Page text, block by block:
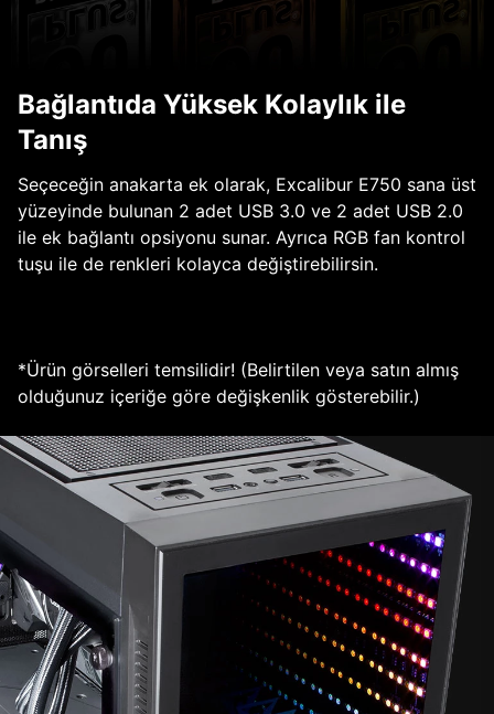
Bağlantıda Yüksek Kolaylık ile
Tanış
Seçeceğin anakarta ek olarak, Excalibur E750 sana üst
yüzeyinde bulunan 2 adet USB 3.0 ve 2 adet USB 2.0
ile ek bağlantı opsiyonu sunar. Ayrıca RGB fan kontrol
tuşu ile de renkleri kolayca değiştirebilirsin.
*Ürün görselleri temsilidir! (Belirtilen veya satın almış
olduğunuz içeriğe göre değişkenlik gösterebilir.)